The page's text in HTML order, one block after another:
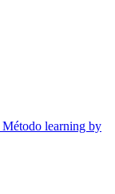
Método learning by